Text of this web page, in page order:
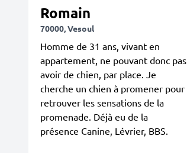
Romain
70000, Vesoul
Homme de 31 ans, vivant en
appartement, ne pouvant donc pas
avoir de chien, par place. Je
cherche un chien à promener pour
retrouver les sensations de la
promenade. Déjà eu de la
présence Canine, Lévrier, BBS.